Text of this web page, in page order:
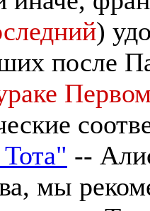
)
после
--
мы